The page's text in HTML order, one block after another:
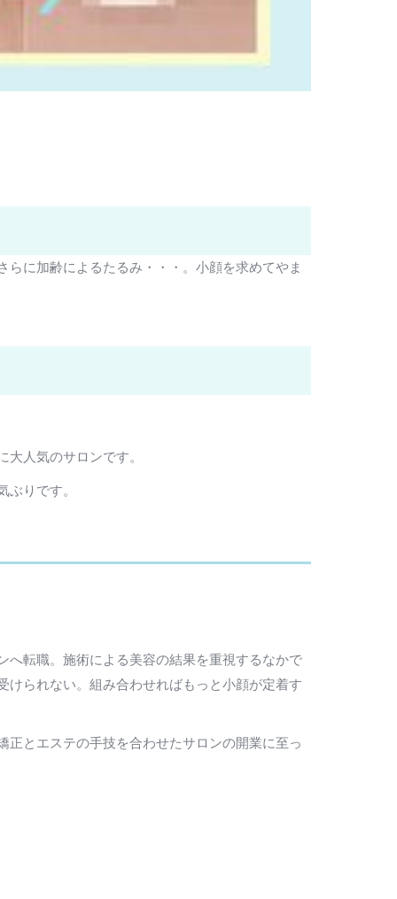
に加齢によるたるみ・・・。小顔を求めてやま
人気のサロンです。
りです。
へ転職。施術による美容の結果を重視するなかで
けられない。組み合わせればもっと小顔が定着す
とエステの手技を合わせたサロンの開業に至っ